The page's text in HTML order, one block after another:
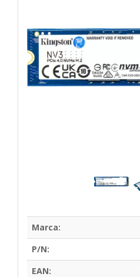
Marca:
P/N:
EAN: